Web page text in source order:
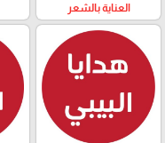
العناية بالشعر